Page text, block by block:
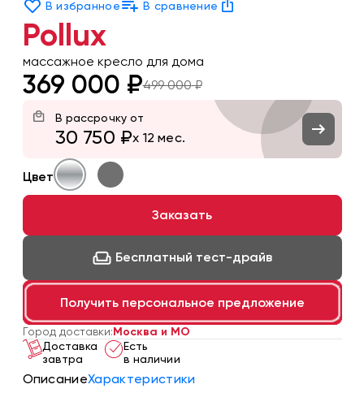
В избранное В сравнение
Pollux
массажное кресло для дома
369 000 ₽499 000₽
В рассрочку от
30 750 ₽x 12 мес.
Цвет
Заказать
Бесплатный тест-драйв
Получить персональное предложение
Город доставки:Москва и МО
Доставка
завтра
Есть
в наличии
ОписаниеХарактеристики